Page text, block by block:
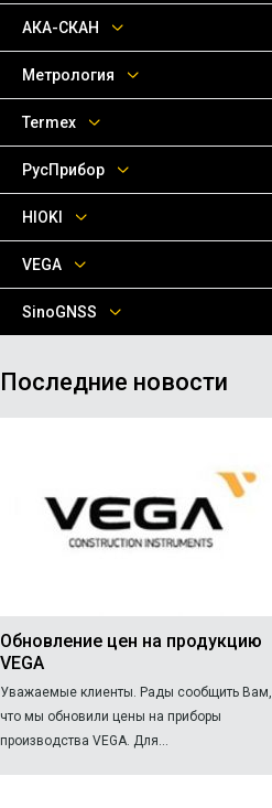
АКА-СКАН
Метрология
Termex
РусПрибор
HIOKI
VEGA
SinoGNSS
Последние новости
Обновление цен на продукцию
VEGA
Уважаемые клиенты. Рады сообщить Вам,
что мы обновили цены на приборы
производства VEGA. Для...